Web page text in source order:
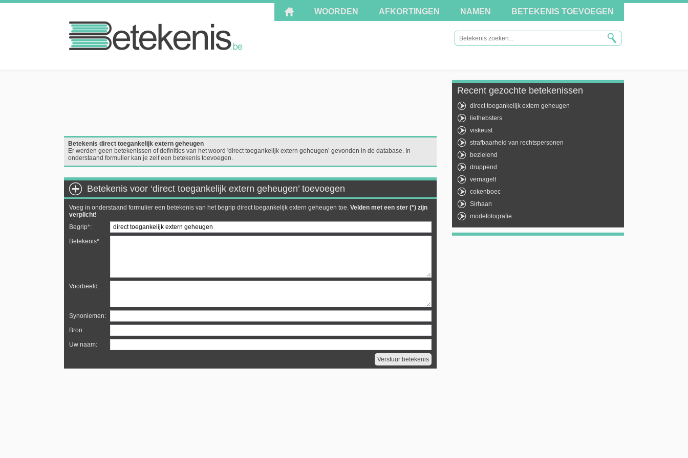
WOORDEN AFKORTINGEN NAMEN BETEKENIS TOEVOEGEN
Betekenis direct toegankelijk extern geheugen
Er werden geen betekenissen of definities van het woord 'direct toegankelijk extern geheugen’ gevonden in de database. In
onderstaand formulier kan je zelf een betekenis toevoegen.
Betekenis voor ‘direct toegankelijk extern geheugen’ toevoegen
Voeg in onderstaand formulier een betekenis van het begrip direct toegankelijk extern geheugen toe. Velden met een ster (*) zijn
verplicht!
Begrip*:
Betekenis*:
Voorbeeld:
Synoniemen:
Bron:
Uw naam:
Recent gezochte betekenissen
direct toegankelijk extern geheugen
liefhebsters
viskeust
strafbaarheid van rechtspersonen
bezielend
druppend
vernagelt
cokenboec
Sirhaan
modefotografie